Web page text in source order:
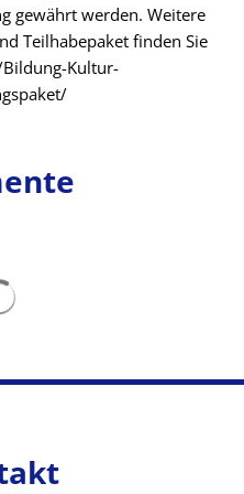
gewährt werden. Weitere
Teilhabepaket finden Sie
Kultur-